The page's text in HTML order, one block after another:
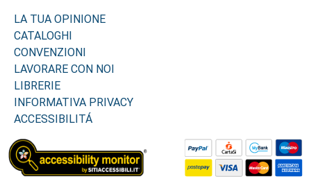
LA TUA OPINIONE
CATALOGHI
CONVENZIONI
LAVORARE CON NOI
LIBRERIE
INFORMATIVA PRIVACY
ACCESSIBILITÁ